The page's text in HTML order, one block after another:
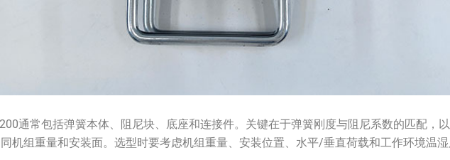
通常包括弹簧本体、阻尼块、底座和连接件。关键在于弹簧刚度与阻尼系数的匹配，
机组重量和安装面。选型时要考虑机组重量、安装位置、水平/垂直荷载和工作环境温湿